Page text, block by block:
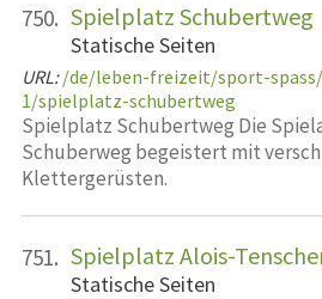
750. Spielplatz Schubertweg
Statische Seiten
URL: /de/leben-freizeit/sport-
1/spielplatz-schubertweg
Spielplatz Schubertweg Die
Schuberweg begeistert mit
Klettergerüsten.
751. Spielplatz Alois-
Statische Seiten